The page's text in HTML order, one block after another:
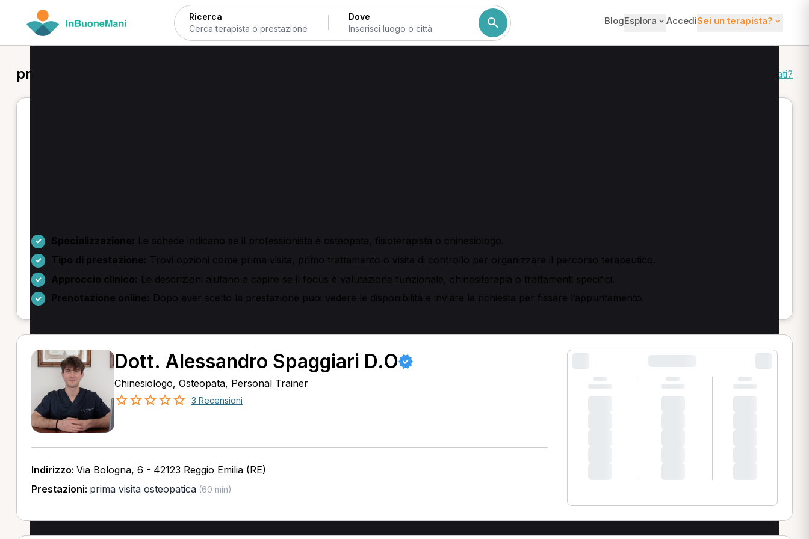
Ricerca Dove BlogEsplora AccediSei un terapista?
prima visita osteopatica in provincia di Reggio Emilia Come ordiniamo i risultati?
Specializzazione: Le schede indicano se il professionista è osteopata, fisioterapista o chinesiologo.
Tipo di prestazione: Trovi opzioni come prima visita, primo trattamento o visita di controllo per organizzare il percorso terapeutico.
Approccio clinico: Le descrizioni aiutano a capire se il focus è valutazione funzionale, chinesiterapia o trattamenti specifici.
Prenotazione online: Dopo aver scelto la prestazione puoi vedere le disponibilità e inviare la richiesta per fissare l’appuntamento.
Dott. Alessandro Spaggiari D.O
Chinesiologo, Osteopata, Personal Trainer
3 Recensioni
Indirizzo: Via Bologna, 6 - 42123 Reggio Emilia (RE)
Prestazioni: prima visita osteopatica(60 min)